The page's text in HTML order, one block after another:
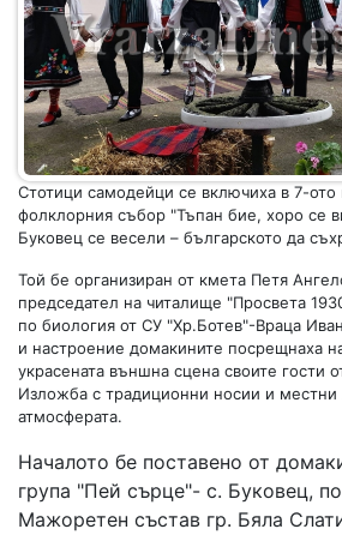
Стотици самодейци се включиха в 7-ото
фолклорния събор "Тъпан бие, хоро се
Буковец се весели – българското да
Той бе организиран от кмета Петя
председател на читалище "Просвета
по биология от СУ "Хр.Ботев"-Враца
и настроение домакините посрещнаха
украсената външна сцена своите гости
Изложба с традиционни носии и местни
атмосферата.
Началото бе поставено от
група "Пей сърце"- с. Буковец,
Мажоретен състав гр. Бяла